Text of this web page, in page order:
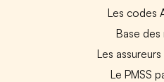
Les codes
Base des
Les
Le PMSS